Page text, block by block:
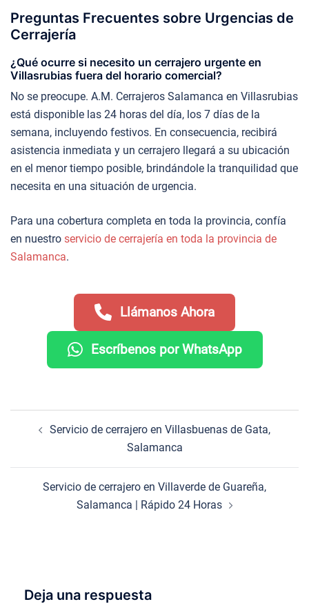
Preguntas Frecuentes sobre Urgencias de
Cerrajería
¿Qué ocurre si necesito un cerrajero urgente en
Villasrubias fuera del horario comercial?
No se preocupe. A.M. Cerrajeros Salamanca en Villasrubias
está disponible las 24 horas del día, los 7 días de la
semana, incluyendo festivos. En consecuencia, recibirá
asistencia inmediata y un cerrajero llegará a su ubicación
en el menor tiempo posible, brindándole la tranquilidad que
necesita en una situación de urgencia.
Para una cobertura completa en toda la provincia, confía
en nuestro servicio de cerrajería en toda la provincia de
Salamanca.
Llámanos Ahora
Escríbenos por WhatsApp
Servicio de cerrajero en Villasbuenas de Gata,
Salamanca
Servicio de cerrajero en Villaverde de Guareña,
Salamanca | Rápido 24 Horas
Deja una respuesta